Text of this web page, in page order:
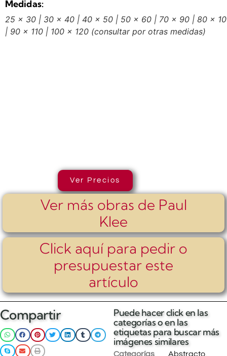
Medidas:
25 x 30 | 30 x 40 | 40 x 50 | 50 x 60 | 70 x 90 | 80 x
| 90 x 110 | 100 x 120 (consultar por otras medidas)
Ver Precios
Ver más obras de Paul
Klee
Click aquí para pedir o
presupuestar este
artículo
Compartir
Puede hacer click en las
categorías o en las
etiquetas para buscar más
imágenes similares
Categorías Abstracto